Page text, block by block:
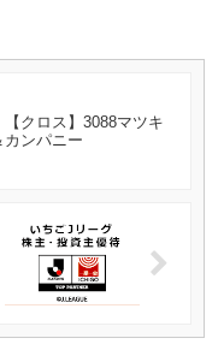
【クロス】3088マツキ
カンパニー